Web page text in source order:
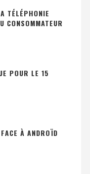
TÉLÉPHONIE
CONSOMMATEUR
POUR LE 15
À ANDROÏD